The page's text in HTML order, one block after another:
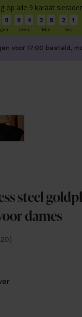
op alle 9 karaat
0 0 4
Uren
2 8
Min
2 1
Sec
voor 17:00 besteld,
steel
dames